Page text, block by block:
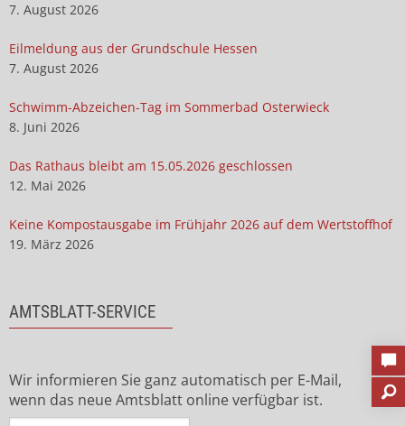
7. August 2026
Eilmeldung aus der Grundschule Hessen
7. August 2026
Schwimm-Abzeichen-Tag im Sommerbad Osterwieck
8. Juni 2026
Das Rathaus bleibt am 15.05.2026 geschlossen
12. Mai 2026
Keine Kompostausgabe im Frühjahr 2026 auf dem Wertstoffhof
19. März 2026
AMTSBLATT-SERVICE
Wir informieren Sie ganz automatisch per E-Mail,
wenn das neue Amtsblatt online verfügbar ist.